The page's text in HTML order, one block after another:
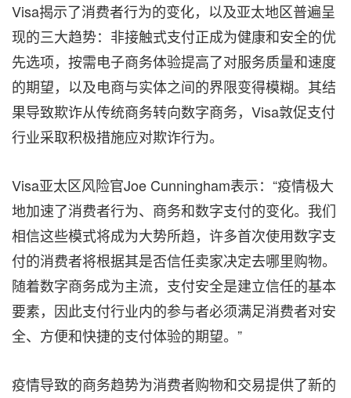
Visa揭示了消费者行为的变化，以及亚太地区普遍呈
现的三大趋势：非接触式支付正成为健康和安全的优
先选项，按需电子商务体验提高了对服务质量和速度
的期望， 以及电商与实体之间的界限变得模糊。 其结
果导致欺诈从传统商务转向数字商务，Visa敦促支付
行业采取积极措施应对欺诈行为。
Visa亚太区风险官Joe Cunningham表示：“疫情极大
地加速了消费者行为、商务和数字支付的变化。我们
相信这些模式将成为大势所趋，许多首次使用数字支
付的消费者将根据其是否信任卖家决定去哪里购物。
随着数字商务成为主流，支付安全是建立信任的基本
要素，因此支付行业内的参与者必须满足消费者对安
全、方便和快捷的支付体验的期望。”
疫情导致的商务趋势为消费者购物和交易提供了新的